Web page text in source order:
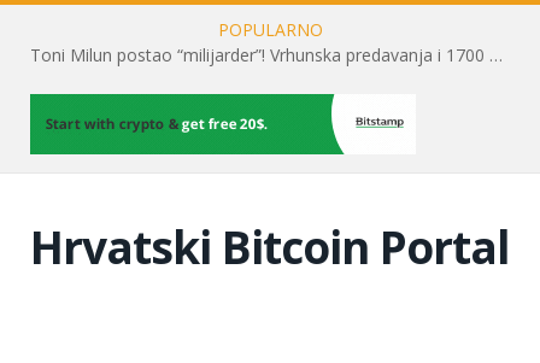
POPULARNO
Toni Milun postao “milijarder”! Vrhunska predavanja i 1700 posjetitelja obilježili su mjesec financijske pismenosti
Hrvatski Bitcoin Portal